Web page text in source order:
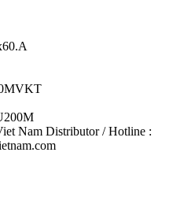
Nam Distributor / Hotline :